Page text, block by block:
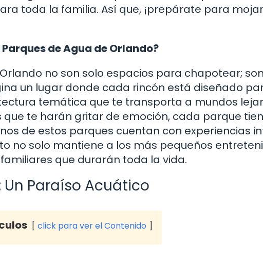
toda la familia. Así que, ¡prepárate para
de Agua de Orlando?
no son solo espacios para chapotear;
un lugar donde cada rincón está diseñado
temática que te transporta a mundos
te harán gritar de emoción, cada parque
de estos parques cuentan con experiencias
no solo mantiene a los más pequeños
que durarán toda la vida.
Paraíso Acuático
click para ver el Contenido